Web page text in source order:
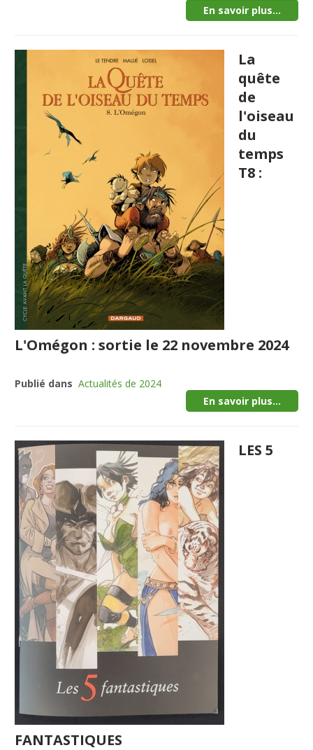
En savoir plus...
La
quête
de
l'oiseau
du
temps
T8 :
L'Omégon : sortie le 22 novembre 2024
Publié dans Actualités de 2024
En savoir plus...
LES 5
FANTASTIQUES